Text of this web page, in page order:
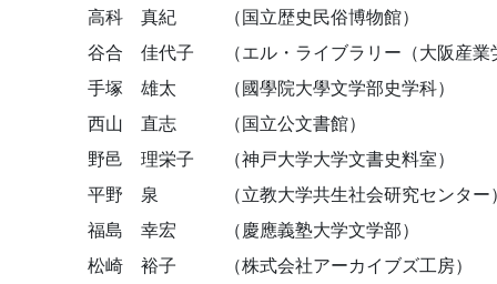
高科 真紀
（国立歴史民俗博物館）
谷合 佳代子
（エル・ライブラリー（大阪産
手塚 雄太
（國學院大學文学部史学科）
西山 直志
（国立公文書館）
野邑 理栄子
（神戸大学大学文書史料室）
平野 泉
（立教大学共生社会研究センター
福島 幸宏
（慶應義塾大学文学部）
松崎 裕子
（株式会社アーカイブズ工房）